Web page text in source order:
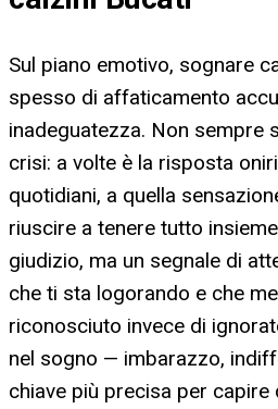
Sul piano emotivo, sognare
spesso di affaticamento
inadeguatezza. Non sempre
crisi: a volte è la risposta
quotidiani, a quella
riuscire a tenere tutto
giudizio, ma un segnale di
che ti sta logorando e che
riconosciuto invece di
nel sogno — imbarazzo,
chiave più precisa per capire